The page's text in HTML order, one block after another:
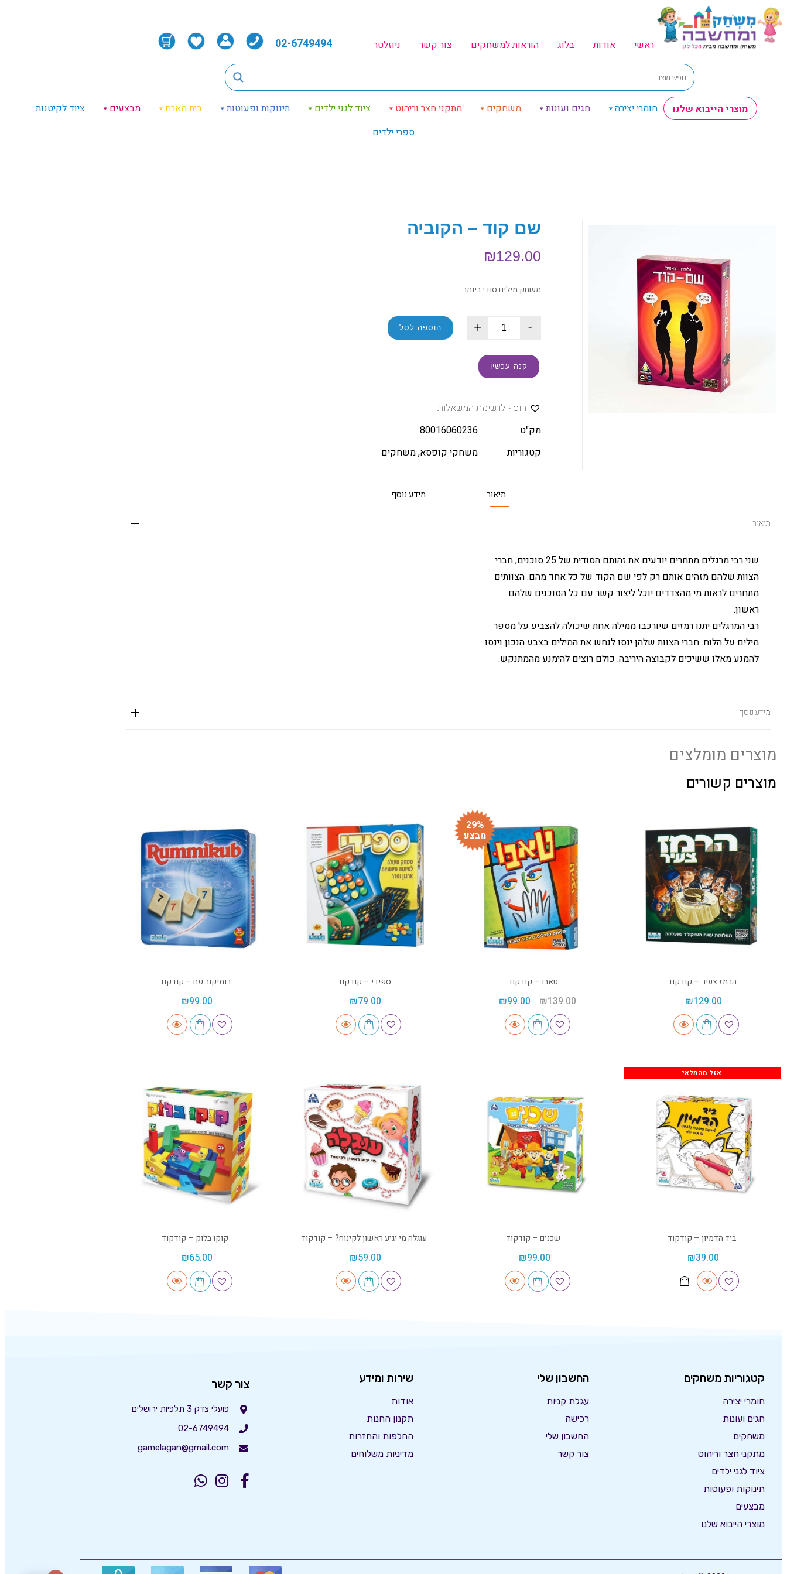
ראשי אודות בלוג הוראות למשחקים צור קשר ניוזלטר 02-6749494
מוצרי הייבוא שלנו חומרי יצירה חגים ועונות משחקים מתקני חצר וריהוט ציוד לגני ילדים תינוקות ופעוטות בית מארח מבצעים
ציוד לקיטנות
ספרי ילדים
שם קוד – הקוביה
₪129.00
משחק מילים סודי ביותר.
-
+ הוספה לסל
קנה עכשיו
הוסף לרשימת המשאלות
מק"ט
80016060236
קטגוריות
משחקי קופסא,משחקים
תיאור מידע נוסף
תיאור
שני רבי מרגלים מתחרים יודעים את זהותם הסודית של 25 סוכנים, חברי
הצוות שלהם מזהים אותם רק לפי שם הקוד של כל אחד מהם. הצוותים
מתחרים לראות מי מהצדדים יוכל ליצור קשר עם כל הסוכנים שלהם
ראשון.
רבי המרגלים יתנו רמזים שיורכבו ממילה אחת שיכולה להצביע על מספר
מילים על הלוח. חברי הצוות שלהן ינסו לנחש את המילים בצבע הנכון וינסו
להמנע מאלו ששיכים לקבוצה היריבה. כולם רוצים להימנע מהמתנקש.
מידע נוסף
מוצרים מומלצים
מוצרים קשורים
הרמז צעיר – קודקוד
₪129.00
29%
מבצע
טאבו – קודקוד
₪139.00
₪99.00
ספידי – קודקוד
₪79.00
רומיקוב פח – קודקוד
₪99.00
אזל מהמלאי
ביד הדמיון – קודקוד
₪39.00
שכנים – קודקוד
₪99.00
עוגלה מי יגיע ראשון לקינוח? – קודקוד
₪59.00
קוקו בלוק – קודקוד
₪65.00
קטגוריות משחקים
חומרי יצירה
חגים ועונות
משחקים
מתקני חצר וריהוט
ציוד לגני ילדים
תינוקות ופעוטות
מבצעים
מוצרי הייבוא שלנו
החשבון שלי
עגלת קניות
רכישה
החשבון שלי
צור קשר
שירות ומידע
אודות
תקנון החנות
החלפות והחזרות
מדיניות משלוחים
צור קשר
פועלי צדק 3 תלפיות ירושלים
02-6749494
gamelagan@gmail.com